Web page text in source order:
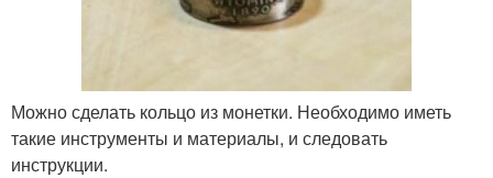
Можно сделать кольцо из монетки. Необходимо иметь
такие инструменты и материалы, и следовать
инструкции.